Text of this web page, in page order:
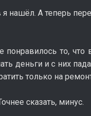
я нашёл. А теперь
то, что
деньги и с них
только на
сказать, минус.